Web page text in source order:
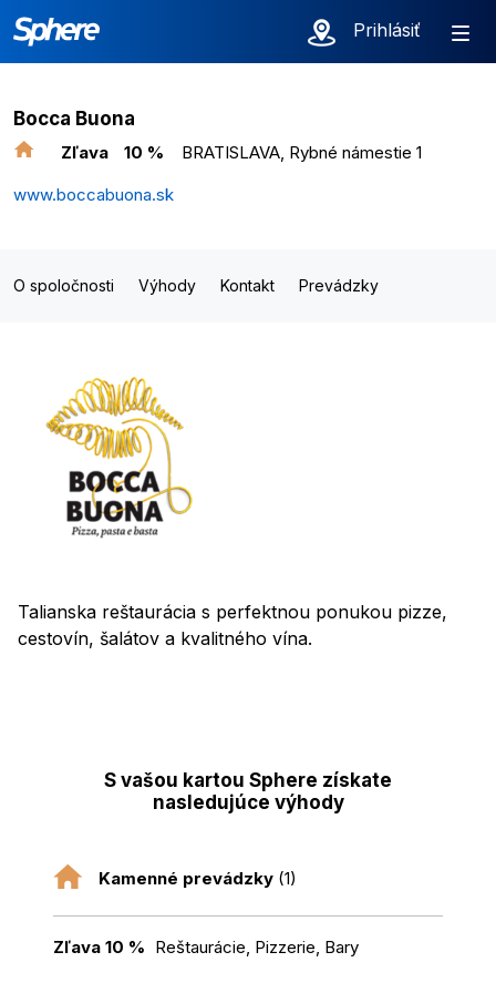
Prihlásiť
Bocca Buona
Zľava 10 %
BRATISLAVA, Rybné námestie 1
www.boccabuona.sk
O spoločnosti Výhody Kontakt Prevádzky
Talianska reštaurácia s perfektnou ponukou pizze,
cestovín, šalátov a kvalitného vína.
S vašou kartou Sphere získate
nasledujúce výhody
Kamenné prevádzky (1)
Zľava 10 % Reštaurácie, Pizzerie, Bary